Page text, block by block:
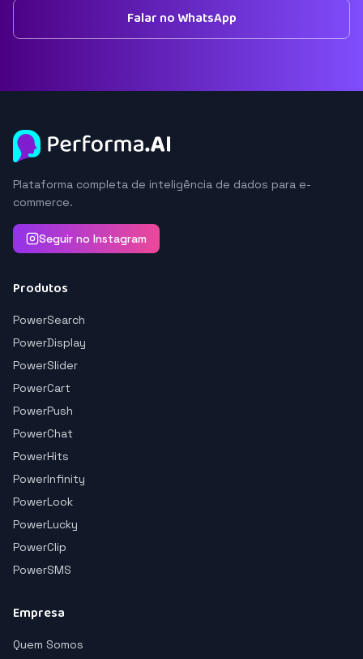
Falar no WhatsApp
Plataforma completa de inteligência de dados para e-
commerce.
Seguir no Instagram
Produtos
PowerSearch
PowerDisplay
PowerSlider
PowerCart
PowerPush
PowerChat
PowerHits
PowerInfinity
PowerLook
PowerLucky
PowerClip
PowerSMS
Empresa
Quem Somos